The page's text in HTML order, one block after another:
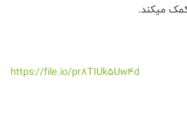
کمک میکند.
https://file.io/pr8TIUk5Uw4d